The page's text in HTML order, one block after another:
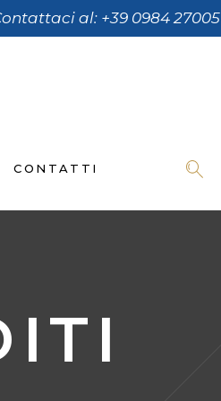
al: +39 0984 27005
CONTATTI